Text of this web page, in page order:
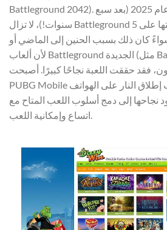
Battleground 2042). ومع ذلك، حتى عام 2025 (بعد سبع
سنوات!)، لا تزال Battleground 5 تحتفظ بنسختها على Steam
كان ذلك بسبب الحنين إلى الماضي أو
لأن ألعاب Battleground الجديدة (مثل Battleground 2042) لم
فقد حققت اللعبة نجاحًا كبيرًا. أصبحت
PUBG Mobile واحدة من أفضل ألعاب إطلاق النار على الهواتف
نجاحها إلى دمج أسلوب اللعب المتاح مع
اتساع وإمكانية اللعب.